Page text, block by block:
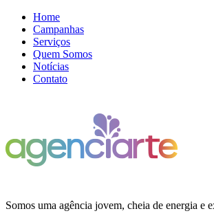
Home
Campanhas
Serviços
Quem Somos
Notícias
Contato
Somos uma agência jovem, cheia de energia e